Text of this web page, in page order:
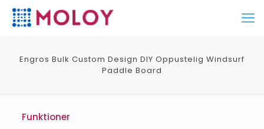
Engros Bulk Custom Design DIY Oppustelig Windsurf
Paddle Board
Funktioner